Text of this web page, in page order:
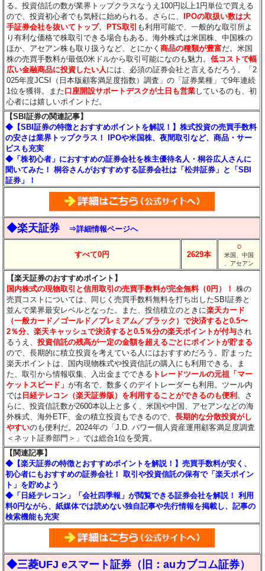
る。投資信託の数が業界トップクラスなうえ100円以上1円単位で買える
ので、投資初心者でも気軽に始められる。さらに、
IPOの取扱い数は大
手証券会社を抜いてトップ。 PTS取引 も利用可能で、一般的な取引所よ
り有利な価格で株取引できる場合もある。海外株式は米国株、中国株の
ほか、アセアン株も取り扱うなど、とにかく商品の種類が豊富だ。米国
株の売買手数料が最低0米ドルから取引可能になのも魅力。低コストで幅
広い金融商品に投資したい人 には、必須の証券会社と言えるだろう。「2
025年度JCSI（日本版顧客満足度指数）調査」の「証券業種」で9年連続
1位を獲得。また口座開設サポートデスクが土日も営業しているのも、初
心者には嬉しいポイントだ。
【SBI証券の関連記事】
◆【SBI証券の特徴とおすすめポイントを解説！】株式投資の売買手数料
の安さは業界トップクラス！ IPOや米国株、夜間取引など、商品・サー
ビスも充実
◆「株初心者」におすすめの証券会社を株主優待名人・桐谷広人さんに
聞いてみた！ 桐谷さんがおすすめする証券会社は「松井証券」と「SBI
証券」！
◆楽天証券 ⇒詳細情報ページへ
すべて0円 2629本
○
米国、中国
、アセアン
【楽天証券のおすすめポイント】
国内株式の現物取引と信用取引の売買手数料が完全無料（0円）！ 株の
売買コストについては、同じく売買手数料無料を打ち出したSBI証券と
並んで業界最安レベルとなった。また、投信積立のときに楽天カード
（一般カード／ゴールド／プレミアム／ブラック）で決済すると0.5〜
2％分、楽天キャッシュで決済すると0.5％分の楽天ポイントが付与され
るうえ、投資信託の残高が一定の金額を超えるごとにポイントが貯まる
ので、長期的に積立投資を考えている人にはおすすめだろう。貯まった
楽天ポイントは、国内現物株式や投資信託の購入にも利用できる。ま
た、取引から情報収集、入出金までできる トレードツールの元祖「マー
ケットスピード」が有名で、数多くのデイトレーダーも利用。ツール内
では 日経テレコン（楽天証券版）を利用することができるのも便利 。さ
らに、投資信託数が2600本以上と多く、米国や中国、アセアンなどの海
外株式、海外ETF、金の積立投資もできるので、長期的な分散投資がし
やすいのも便利だ。2024年の「J.D. パワー個人資産運用顧客満足度調査
＜ネット証券部門＞」では総合1位を受賞。
【関連記事】
◆【楽天証券の特徴とおすすめポイントを解説！】売買手数料が安く、
初心者にもおすすめの証券会社！ 取引や投資信託の保有で「楽天ポイン
ト」を貯めよう
◆「日経テレコン」「会社四季報」が閲覧できる証券会社を解説！ 利用
料0円ながら、紙媒体では読めない独自記事や先行情報を掲載し、記事の
検索機能も充実
◆三菱UFJ eスマート証券（旧：auカブコム証券）